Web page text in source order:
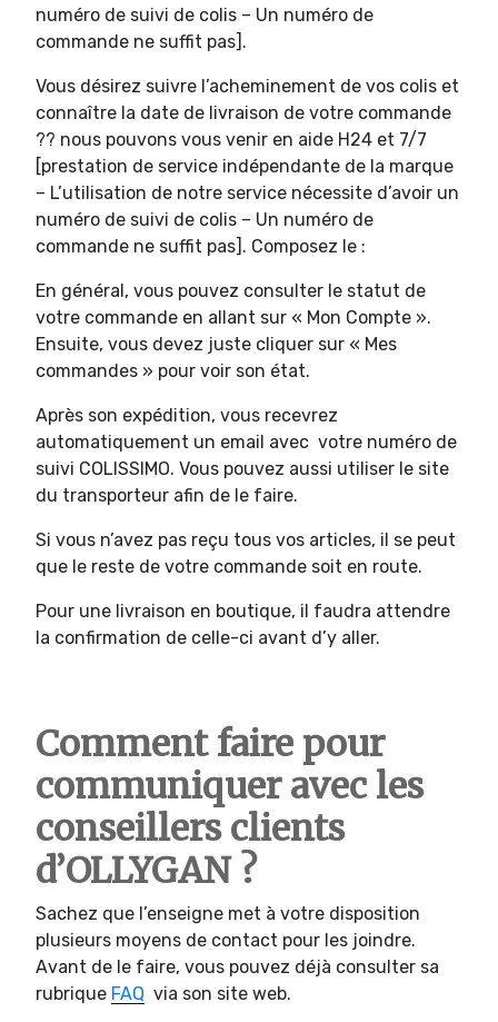
numéro de suivi de colis – Un numéro de
commande ne suffit pas].
Vous désirez suivre l’acheminement de vos colis et
connaître la date de livraison de votre commande
?? nous pouvons vous venir en aide H24 et 7/7
[prestation de service indépendante de la marque
– L’utilisation de notre service nécessite d’avoir un
numéro de suivi de colis – Un numéro de
commande ne suffit pas]. Composez le :
En général, vous pouvez consulter le statut de
votre commande en allant sur « Mon Compte ».
Ensuite, vous devez juste cliquer sur « Mes
commandes » pour voir son état.
Après son expédition, vous recevrez
automatiquement un email avec votre numéro de
suivi COLISSIMO. Vous pouvez aussi utiliser le site
du transporteur afin de le faire.
Si vous n’avez pas reçu tous vos articles, il se peut
que le reste de votre commande soit en route.
Pour une livraison en boutique, il faudra attendre
la confirmation de celle-ci avant d’y aller.
Comment faire pour
communiquer avec les
conseillers clients
d’OLLYGAN ?
Sachez que l’enseigne met à votre disposition
plusieurs moyens de contact pour les joindre.
Avant de le faire, vous pouvez déjà consulter sa
rubrique FAQ via son site web.